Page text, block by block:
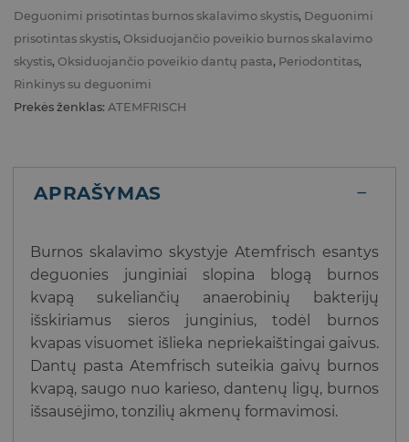
Deguonimi prisotintas burnos skalavimo skystis, Deguonimi
prisotintas skystis, Oksiduojančio poveikio burnos skalavimo
skystis, Oksiduojančio poveikio dantų pasta, Periodontitas,
Rinkinys su deguonimi
Prekės ženklas: ATEMFRISCH
APRAŠYMAS
Burnos skalavimo skystyje Atemfrisch esantys
deguonies junginiai slopina blogą burnos
kvapą sukeliančių anaerobinių bakterijų
išskiriamus sieros junginius, todėl burnos
kvapas visuomet išlieka nepriekaištingai gaivus.
Dantų pasta Atemfrisch suteikia gaivų burnos
kvapą, saugo nuo karieso, dantenų ligų, burnos
išsausėjimo, tonzilių akmenų formavimosi.